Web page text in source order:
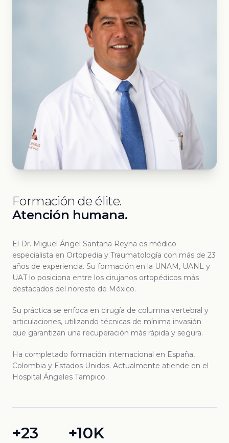
Formación de élite.
Atención humana.
El Dr. Miguel Ángel Santana Reyna es médico
especialista en Ortopedia y Traumatología con más de 23
años de experiencia. Su formación en la UNAM, UANL y
UAT lo posiciona entre los cirujanos ortopédicos más
destacados del noreste de México.
Su práctica se enfoca en cirugía de columna vertebral y
articulaciones, utilizando técnicas de mínima invasión
que garantizan una recuperación más rápida y segura.
Ha completado formación internacional en España,
Colombia y Estados Unidos. Actualmente atiende en el
Hospital Ángeles Tampico.
+23 +10K